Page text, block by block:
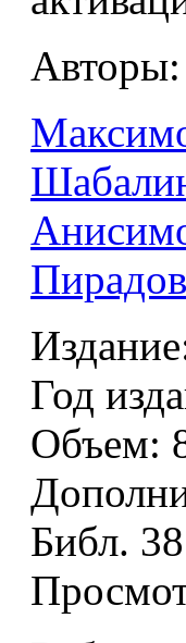
Авторы:
Год
Объем:
Библ.